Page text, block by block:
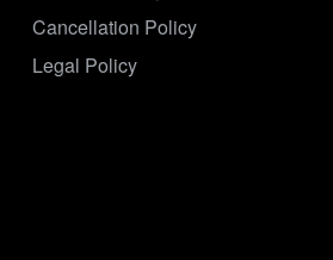
Cancellation Policy
Legal Policy